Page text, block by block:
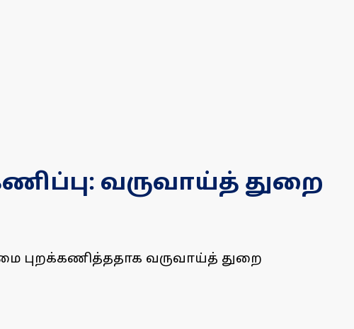
வருவாய்த் துறை
புறக்கணித்ததாக வருவாய்த் துறை